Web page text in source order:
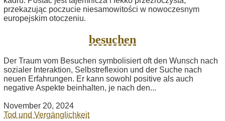
besuchen
Der Traum vom Besuchen symbolisiert oft den Wunsch nach
sozialer Interaktion, Selbstreflexion und der Suche nach
neuen Erfahrungen. Er kann sowohl positive als auch
negative Aspekte beinhalten, je nach den...
November 20, 2024
Tod und Vergänglichkeit